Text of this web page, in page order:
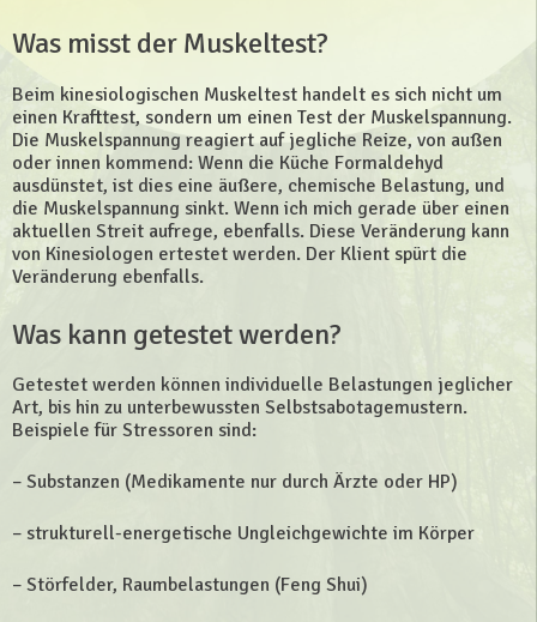
Was misst der Muskeltest?
Beim kinesiologischen Muskeltest handelt es sich nicht um
einen Krafttest, sondern um einen Test der Muskelspannung.
Die Muskelspannung reagiert auf jegliche Reize, von außen
oder innen kommend: Wenn die Küche Formaldehyd
ausdünstet, ist dies eine äußere, chemische Belastung, und
die Muskelspannung sinkt. Wenn ich mich gerade über einen
aktuellen Streit aufrege, ebenfalls. Diese Veränderung kann
von Kinesiologen ertestet werden. Der Klient spürt die
Veränderung ebenfalls.
Was kann getestet werden?
Getestet werden können individuelle Belastungen jeglicher
Art, bis hin zu unterbewussten Selbstsabotagemustern.
Beispiele für Stressoren sind:
– Substanzen (Medikamente nur durch Ärzte oder HP)
– strukturell-energetische Ungleichgewichte im Körper
– Störfelder, Raumbelastungen (Feng Shui)